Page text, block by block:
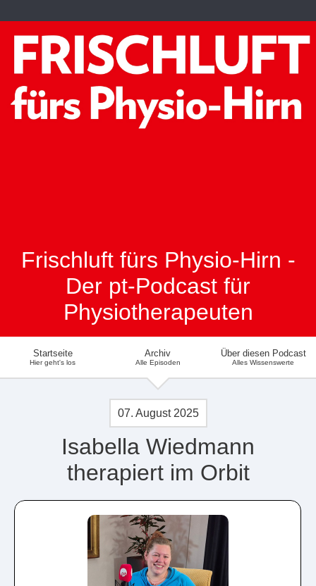
Frischluft fürs Physio-Hirn -
Der pt-Podcast für
Physiotherapeuten
Startseite
Hier geht's los
Archiv
Alle Episoden
Über diesen Podcast
Alles Wissenswerte
07. August 2025
Isabella Wiedmann
therapiert im Orbit